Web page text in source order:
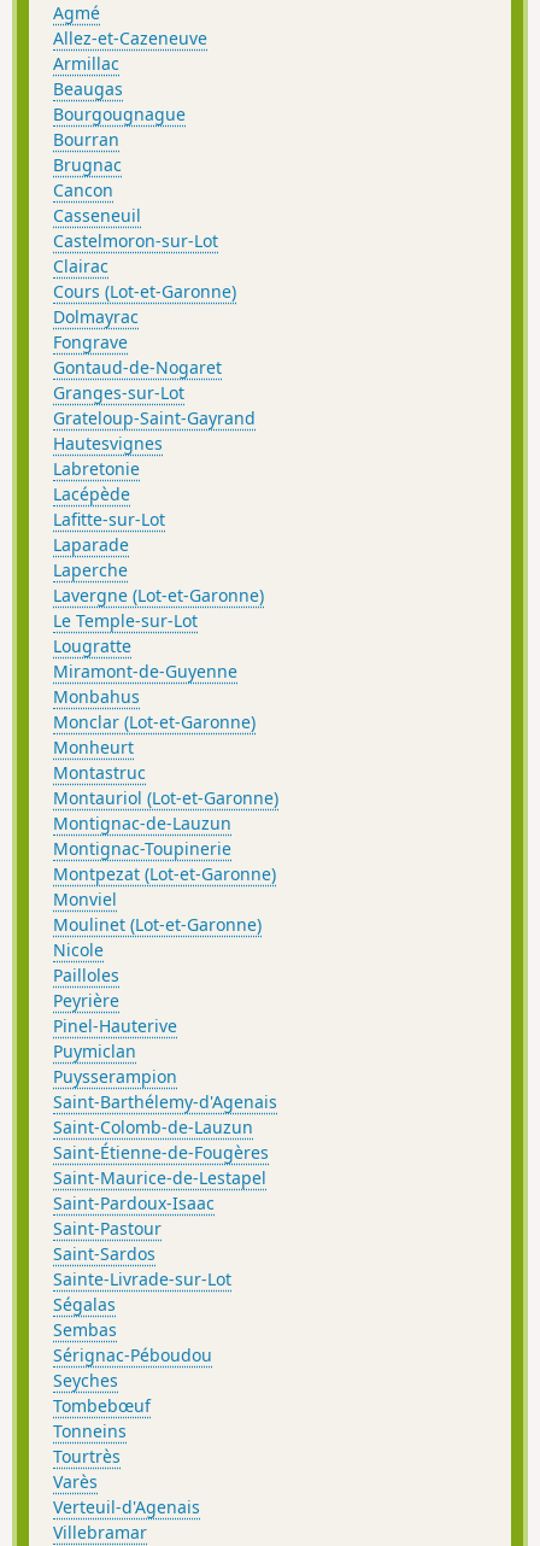
Agmé
Allez-et-Cazeneuve
Armillac
Beaugas
Bourgougnague
Bourran
Brugnac
Cancon
Casseneuil
Castelmoron-sur-Lot
Clairac
Cours (Lot-et-Garonne)
Dolmayrac
Fongrave
Gontaud-de-Nogaret
Granges-sur-Lot
Grateloup-Saint-Gayrand
Hautesvignes
Labretonie
Lacépède
Lafitte-sur-Lot
Laparade
Laperche
Lavergne (Lot-et-Garonne)
Le Temple-sur-Lot
Lougratte
Miramont-de-Guyenne
Monbahus
Monclar (Lot-et-Garonne)
Monheurt
Montastruc
Montauriol (Lot-et-Garonne)
Montignac-de-Lauzun
Montignac-Toupinerie
Montpezat (Lot-et-Garonne)
Monviel
Moulinet (Lot-et-Garonne)
Nicole
Pailloles
Peyrière
Pinel-Hauterive
Puymiclan
Puysserampion
Saint-Barthélemy-d'Agenais
Saint-Colomb-de-Lauzun
Saint-Étienne-de-Fougères
Saint-Maurice-de-Lestapel
Saint-Pardoux-Isaac
Saint-Pastour
Saint-Sardos
Sainte-Livrade-sur-Lot
Ségalas
Sembas
Sérignac-Péboudou
Seyches
Tombebœuf
Tonneins
Tourtrès
Varès
Verteuil-d'Agenais
Villebramar